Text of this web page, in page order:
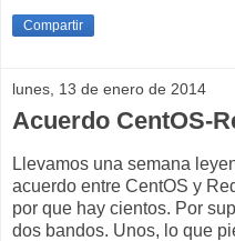
Compartir
lunes, 13 de enero de 2014
Acuerdo CentOS-
Llevamos una semana
acuerdo entre CentOS y
por que hay cientos. Por
dos bandos. Unos, lo que